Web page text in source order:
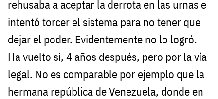
rehusaba a aceptar la derrota en las urnas e
intentó torcer el sistema para no tener que
dejar el poder. Evidentemente no lo logró.
Ha vuelto si, 4 años después, pero por la vía
legal. No es comparable por ejemplo que la
hermana república de Venezuela, donde en